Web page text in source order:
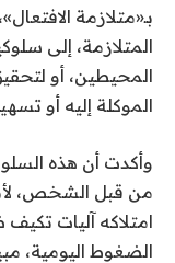
بـ«متلازمة
المتلازمة، إلى
المحيطين، أو
الموكلة إليه أو
وأكدت أن هذه
من قبل الشخص،
امتلاكه آليات
الضغوط اليومية،